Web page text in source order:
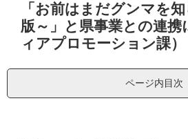
「お前はまだグンマを
版～」と県事業との連
ィアプロモーション課）
ページ内目次